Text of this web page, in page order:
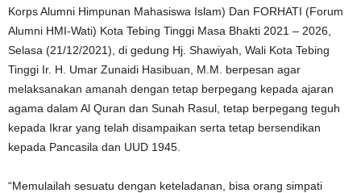
Korps Alumni Himpunan Mahasiswa Islam) Dan FORHATI (Forum
Alumni HMI-Wati) Kota Tebing Tinggi Masa Bhakti 2021 – 2026,
Selasa (21/12/2021), di gedung Hj. Shawiyah, Wali Kota Tebing
Tinggi Ir. H. Umar Zunaidi Hasibuan, M.M. berpesan agar
melaksanakan amanah dengan tetap berpegang kepada ajaran
agama dalam Al Quran dan Sunah Rasul, tetap berpegang teguh
kepada Ikrar yang telah disampaikan serta tetap bersendikan
kepada Pancasila dan UUD 1945.
“Memulailah sesuatu dengan keteladanan, bisa orang simpati